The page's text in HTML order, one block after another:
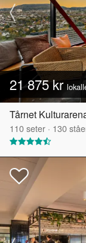
21 875 kr
Tårnet
110seter · 130